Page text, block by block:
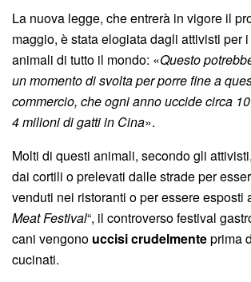
La nuova legge, che entrerà in vigore il
maggio, è stata elogiata dagli attivisti per
animali di tutto il mondo: «Questo
un momento di svolta per porre fine a
commercio, che ogni anno uccide circa
4 milioni di gatti in Cina».
Molti di questi animali, secondo gli
dai cortili o prelevati dalle strade per
venduti nei ristoranti o per essere esposti
Meat Festival“, il controverso festival
cani vengono uccisi crudelmenteprima
cucinati.